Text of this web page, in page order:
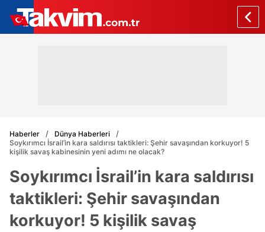
Haberler
Dünya Haberleri
Soykırımcı İsrail’in kara saldırısı taktikleri: Şehir savaşından korkuyor! 5
kişilik savaş kabinesinin yeni adımı ne olacak?
Soykırımcı İsrail’in kara saldırısı
taktikleri: Şehir savaşından
korkuyor! 5 kişilik savaş